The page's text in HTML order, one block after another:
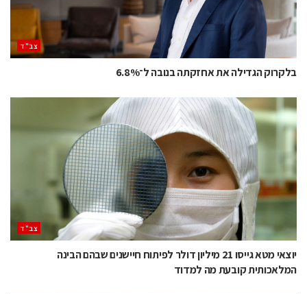
‫צב"ד‬
בלקרוק הגדילה את אחזקתה בנובה ל־6.8%
‫צב"ד‬
יוצאי מטא גייסו 21 מיליון דולר לפיתוח חיישנים שבהם הבינה
המלאכותית קובעת מה למדוד